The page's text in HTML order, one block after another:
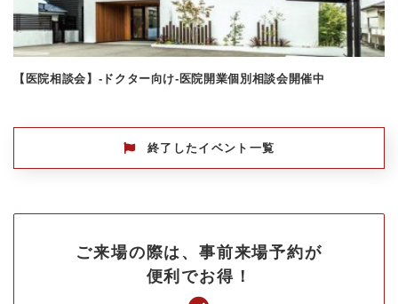
【医院相談会】-ドクター向け-医院開業個別相談会開催中
終了したイベント一覧
ご来場の際は、 事前来場予約が
便利でお得！